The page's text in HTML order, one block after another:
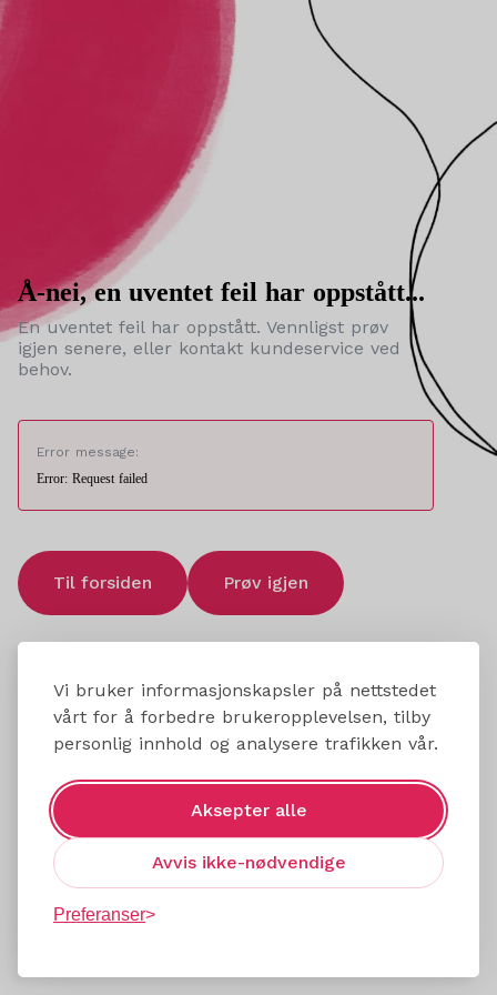
Vi bruker informasjonskapsler på nettstedet
vårt for å forbedre brukeropplevelsen, tilby
personlig innhold og analysere trafikken vår.
Aksepter alle
Avvis ikke-nødvendige
Preferanser
Å-nei, en uventet feil har oppstått...
En uventet feil har oppstått. Vennligst prøv
igjen senere, eller kontakt kundeservice ved
behov.
Error message:
Error: Request failed
Til forsiden Prøv igjen